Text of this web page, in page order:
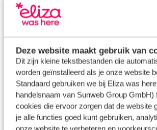
Deze website maakt gebruik van
Dit zijn kleine tekstbestanden die
worden geïnstalleerd als je onze website
Standaard gebruiken we bij Eliza was
handelsnaam van Sunweb Group GmbH)
cookies die ervoor zorgen dat de website
je alle functies goed kunt gebruiken,
Kos bezienswaardigheden:
Nieuwste ontdekkingen
Ontdek
Kleinschalige